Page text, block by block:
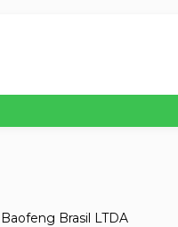
Baofeng Brasil LTDA